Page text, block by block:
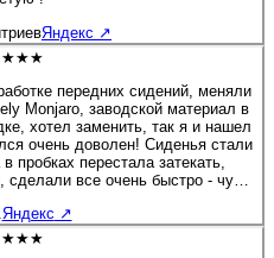
Яндекс ↗
передних сидений, меняли
Monjaro, заводской материал в
хотел заменить, так я и нашел
очень доволен! Сиденья стали
пробках перестала затекать,
все очень быстро - чуть
цехам. Действительно
это редкость! Очень приятная
Яндекс ↗